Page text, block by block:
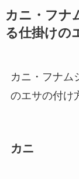
カニ・フナ
る仕掛けの
カニ・フナム
のエサの付け
カニ